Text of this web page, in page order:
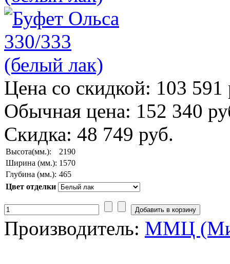
Цена со скидкой: 103 591
Обычная цена: 152 340
Скидка: 48 749 руб.
Высота(мм.):
2190
Ширина (мм.): 1570
Глубина (мм.): 465
Цвет отделки
Производитель: ММЦ